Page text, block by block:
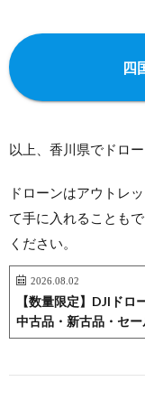
四
以上、香川県でドロ
ドローンはアウトレ
て手に入れることも
ください。
2026.08.02
【数量限定】DJIド
中古品・新古品・セ